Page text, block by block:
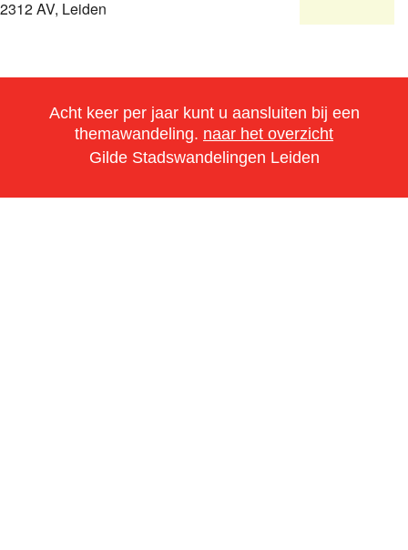
2312 AV, Leiden
Acht keer per jaar kunt u aansluiten bij een
themawandeling. naar het overzicht
Gilde Stadswandelingen Leiden